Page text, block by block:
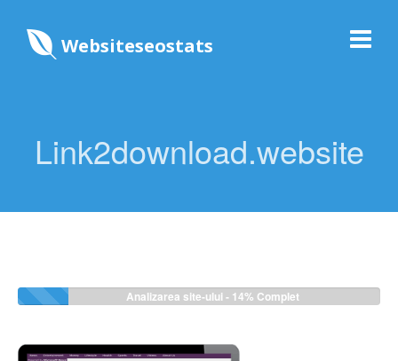
Websiteseostats
Link2download.website
Analizarea site-ului - 14% Complet